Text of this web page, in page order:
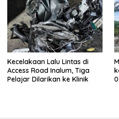
Kecelakaan Lalu Lintas di
Access Road Inalum, Tiga
Pelajar Dilarikan ke Klinik